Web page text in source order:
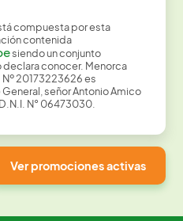
compuesta por esta
contenida
siendo un conjunto
conocer. Menorca
20173223626 es
señor Antonio Amico
N° 06473030.
Ver promociones activas